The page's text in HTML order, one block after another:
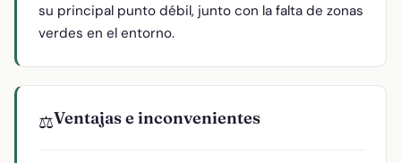
su principal punto débil, junto con la falta de zonas
verdes en el entorno.
⚖️Ventajas e inconvenientes